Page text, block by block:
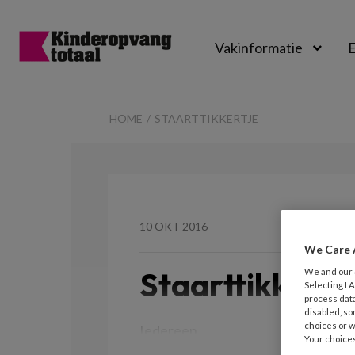
Vakinformatie
HOME STAARTTIKKERTJE
10 OKT 2016
We Care
We and our
Selecting I
process
disabled,
choices or
Your